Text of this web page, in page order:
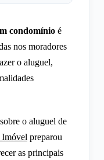
condomínio é
nos moradores
o aluguel,
o aluguel de
preparou
as principais